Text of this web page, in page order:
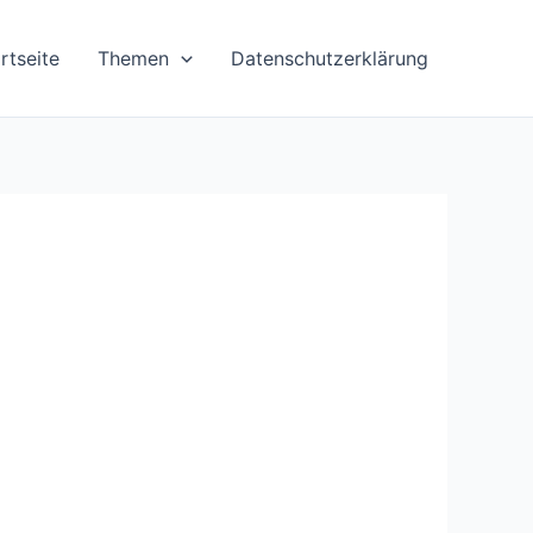
Themen Datenschutzerklärung